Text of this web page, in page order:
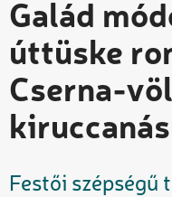
Galád
úttüske
Cserna-
Festői szépségű